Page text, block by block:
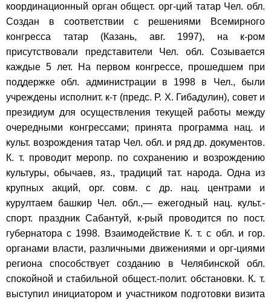
координационный орган общест. орг-ций татар Чел. обл.
Создан в соответствии с решениями Всемирного
конгресса татар (Казань, авг. 1997), на к-ром
присутствовали представители Чел. обл. Созывается
каждые 5 лет. На первом конгрессе, прошедшем при
поддержке обл. администрации в 1998 в Чел., были
учреждены исполнит. к-т (предс. Р. Х. Гибадулин), совет и
президиум для осуществления текущей работы между
очередными конгрессами; принята программа нац. и
культ. возрождения татар Чел. обл. и ряд др. документов.
К. т. проводит меропр. по сохранению и возрождению
культуры, обычаев, яз., традиций тат. народа. Одна из
крупных акций, орг. совм. с др. нац. центрами и
курултаем башкир Чел. обл.,— ежегодный нац. культ.-
спорт. праздник Сабантуй, к-рый проводится по пост.
губернатора с 1998. Взаимодействие К. т. с обл. и гор.
органами власти, различными движениями и орг-циями
региона способствует созданию в Челябинской обл.
спокойной и стабильной общест.-полит. обстановки. К. т.
выступил инициатором и участником подготовки визита